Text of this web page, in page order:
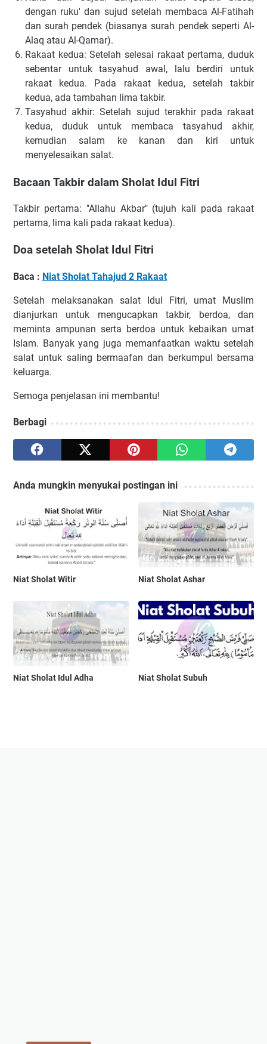
dengan ruku' dan sujud setelah membaca Al-Fatihah
dan surah pendek (biasanya surah pendek seperti Al-
Alaq atau Al-Qamar).
Rakaat kedua: Setelah selesai rakaat pertama, duduk
sebentar untuk tasyahud awal, lalu berdiri untuk
rakaat kedua. Pada rakaat kedua, setelah takbir
kedua, ada tambahan lima takbir.
Tasyahud akhir: Setelah sujud terakhir pada rakaat
kedua, duduk untuk membaca tasyahud akhir,
kemudian salam ke kanan dan kiri untuk
menyelesaikan salat.
Bacaan Takbir dalam Sholat Idul Fitri
Takbir pertama: "Allahu Akbar" (tujuh kali pada rakaat
pertama, lima kali pada rakaat kedua).
Doa setelah Sholat Idul Fitri
Baca : Niat Sholat Tahajud 2 Rakaat
Setelah melaksanakan salat Idul Fitri, umat Muslim
dianjurkan untuk mengucapkan takbir, berdoa, dan
meminta ampunan serta berdoa untuk kebaikan umat
Islam. Banyak yang juga memanfaatkan waktu setelah
salat untuk saling bermaafan dan berkumpul bersama
keluarga.
Semoga penjelasan ini membantu!
Berbagi
Anda mungkin menyukai postingan ini
Niat Sholat Witir Niat Sholat Ashar
Niat Sholat Idul Adha Niat Sholat Subuh